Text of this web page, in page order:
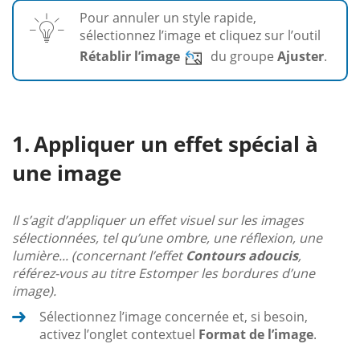
Pour annuler un style rapide,
sélectionnez l’image et cliquez sur l’outil
Rétablir l’image
du groupe Ajuster.
Appliquer un effet spécial à
une image
Il s’agit d’appliquer un effet visuel sur les images
sélectionnées, tel qu’une ombre, une réflexion, une
lumière... (concernant l’effetContours adoucis,
référez-vous au titre Estomper les bordures d’une
image).
Sélectionnez l’image concernée et, si besoin,
activez l’onglet contextuel Format de l’image.